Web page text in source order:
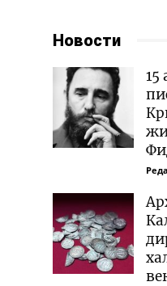
Новости
15